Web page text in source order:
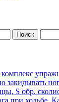
закидывать
S обр.
при ходьбе.